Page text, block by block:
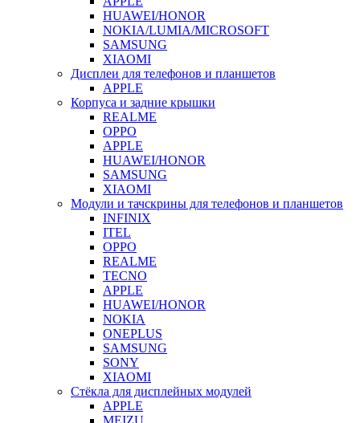
HUAWEI/HONOR
NOKIA/LUMIA/MICROSOFT
SAMSUNG
XIAOMI
Дисплеи для телефонов и планшетов
APPLE
Корпуса и задние крышки
REALME
OPPO
APPLE
HUAWEI/HONOR
SAMSUNG
XIAOMI
Модули и тачскрины для телефонов и планшетов
INFINIX
ITEL
OPPO
REALME
TECNO
APPLE
HUAWEI/HONOR
NOKIA
ONEPLUS
SAMSUNG
SONY
XIAOMI
Стёкла для дисплейных модулей
APPLE
MEIZU